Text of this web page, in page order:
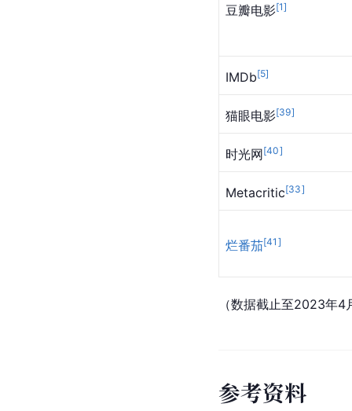
豆瓣电影[1]
IMDb[5]
猫眼电影[39]
时光网[40]
Metacritic[33]
烂番茄[41 ]
（数据截止至2023年4
参考资料